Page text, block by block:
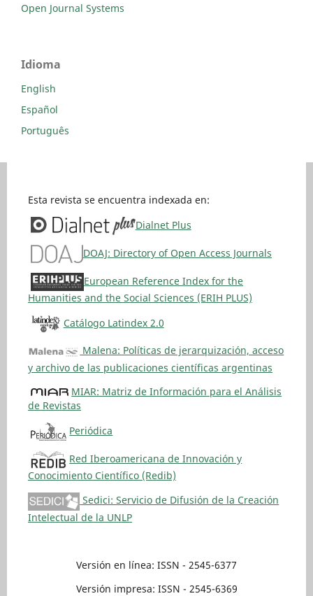
Open Journal Systems
Idioma
English
Español
Português
Esta revista se encuentra indexada en:
Dialnet Plus
DOAJ: Directory of Open Access Journals
European Reference Index for the
Humanities and the Social Sciences (ERIH PLUS)
Catálogo Latindex 2.0
Malena: Políticas de jerarquización, acceso
y archivo de las publicaciones científicas argentinas
MIAR: Matriz de Información para el Análisis
de Revistas
Periódica
Red Iberoamericana de Innovación y
Conocimiento Científico (Redib)
Sedici: Servicio de Difusión de la Creación
Intelectual de la UNLP
Versión en línea: ISSN - 2545-6377
Versión impresa: ISSN - 2545-6369